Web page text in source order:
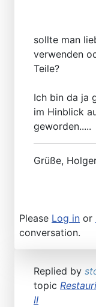
sollte man
verwenden
Teile?
Ich bin da ja
im Hinblick
geworden.....
Grüße,
Please Log in or
conversation.
Replied by
topic
II